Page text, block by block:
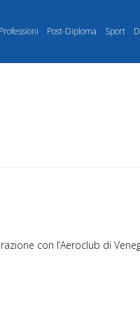
Professioni Post-Diploma Sport
con l’Aeroclub di